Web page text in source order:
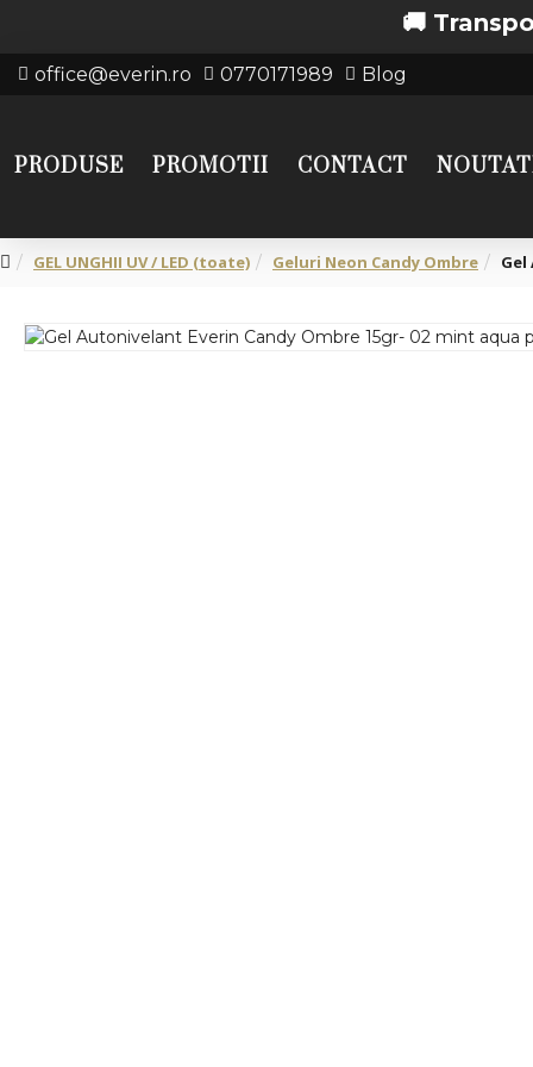
🚚 Transport
office@everin.ro 0770171989 Blog
PRODUSE PROMOTII CONTACT
GEL UNGHII UV / LED (toate) Geluri Neon Candy Ombre Gel